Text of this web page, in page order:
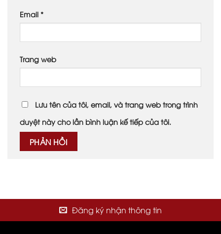
Email *
Trang web
Lưu tên của tôi, email, và trang web trong trình
duyệt này cho lần bình luận kế tiếp của tôi.
Đăng ký nhận thông tin